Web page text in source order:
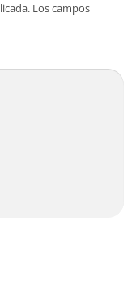
Los campos